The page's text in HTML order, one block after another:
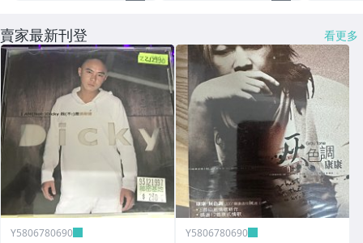
賣家最新刊登 看更多
Y5806780690 Y5806780690